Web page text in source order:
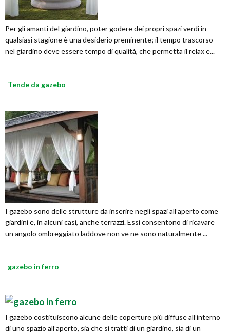
Per gli amanti del giardino, poter godere dei propri spazi verdi in
qualsiasi stagione è una desiderio preminente; il tempo trascorso
nel giardino deve essere tempo di qualità, che permetta il relax e...
Tende da gazebo
I gazebo sono delle strutture da inserire negli spazi all’aperto come
giardini e, in alcuni casi, anche terrazzi. Essi consentono di ricavare
un angolo ombreggiato laddove non ve ne sono naturalmente ...
gazebo in ferro
I gazebo costituiscono alcune delle coperture più diffuse all’interno
di uno spazio all’aperto, sia che si tratti di un giardino, sia di un